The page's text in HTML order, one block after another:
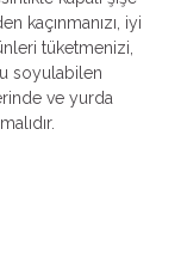
kaçınmanızı, iyi
tüketmenizi,
soyulabilen
ve yurda